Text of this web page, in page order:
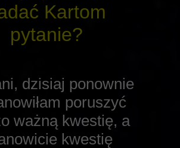
Kartom
pytanie?
dzisiaj ponownie
poruszyć
ważną kwestię, a
kwestię